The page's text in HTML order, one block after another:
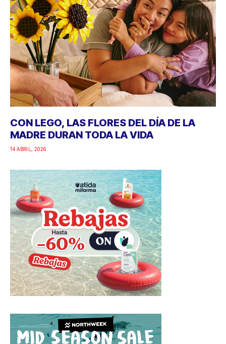
CON LEGO, LAS FLORES DEL DÍA DE LA
MADRE DURAN TODA LA VIDA
14 ABRIL, 2026